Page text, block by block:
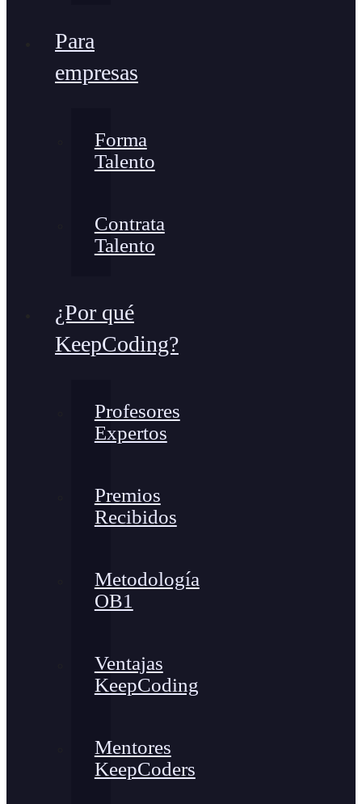
Para
empresas
Forma
Talento
Contrata
Talento
¿Por qué
KeepCoding?
Profesores
Expertos
Premios
Recibidos
Metodología
OB1
Ventajas
KeepCoding
Mentores
KeepCoders